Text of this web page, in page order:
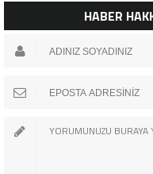
HABER